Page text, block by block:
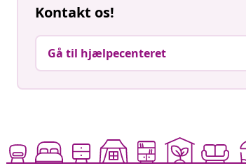
Kontakt os!
Gå til hjælpecenteret